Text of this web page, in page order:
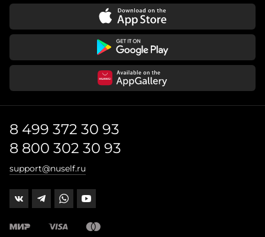
8 499 372 30 93
8 800 302 30 93
support@nuself.ru